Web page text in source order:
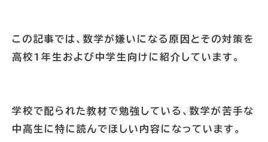
この記事では、数学が嫌いになる原因とその対策を
高校1年生および中学生向けに紹介しています。
学校で配られた教材で勉強している、数学が苦手な
中高生に特に読んでほしい内容になっています。